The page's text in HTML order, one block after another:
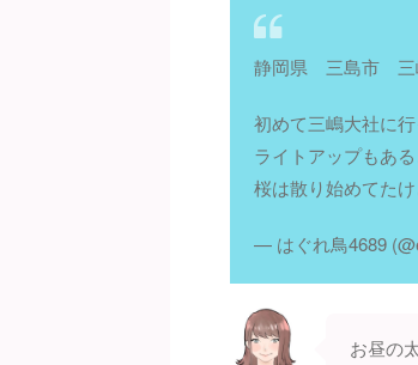
静岡県 三島市 三
初めて三嶋大社に
ライトアップもあ
桜は散り始めてた
— はぐれ鳥4689
お昼の